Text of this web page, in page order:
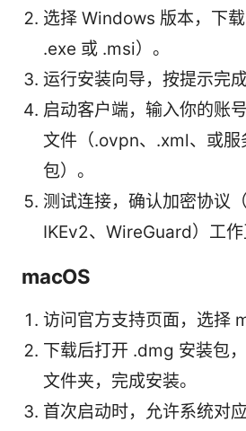
选择 Windows 版本，下
.exe 或 .msi）。
运行安装向导，按提示完成
启动客户端，输入你的账
文件（.ovpn、.xml、或服
包）。
测试连接，确认加密协议
IKEv2、WireGuard）工作
macOS
访问官方支持页面，选择
下载后打开 .dmg 安装包
文件夹，完成安装。
首次启动时，允许系统对